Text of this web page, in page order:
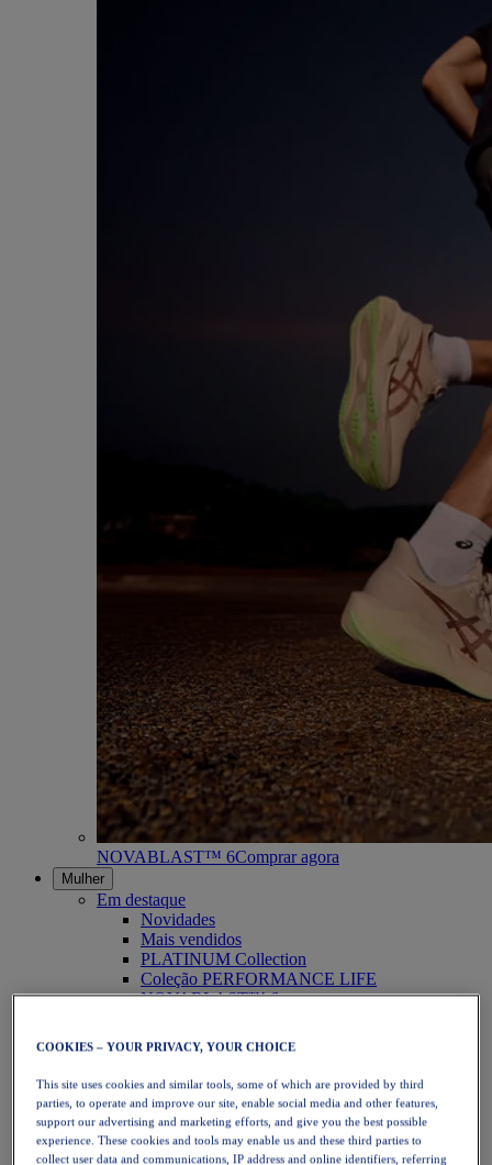
NOVABLAST™ 6Comprar agora
Mulher
Em destaque
Novidades
Mais vendidos
PLATINUM Collection
Coleção PERFORMANCE LIFE
NOVABLAST™ 6
Corrida
Corrida em trilho
Ténis
Voleibol
Andebol
Padel
Netball
COOKIES – YOUR PRIVACY, YOUR CHOICE
This site uses cookies and similar tools, some of which are provided by third
parties, to operate and improve our site, enable social media and other features,
support our advertising and marketing efforts, and give you the best possible
experience. These cookies and tools may enable us and these third parties to
collect user data and communications, IP address and online identifiers, referring